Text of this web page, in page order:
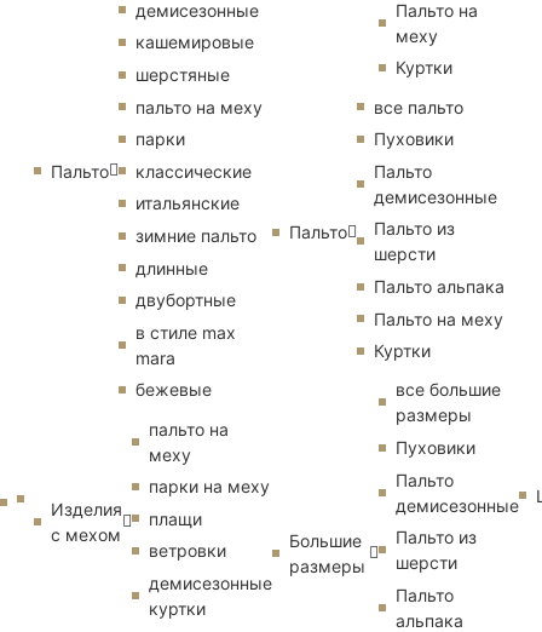
Пальто
демисезонные
кашемировые
шерстяные
пальто на меху
парки
классические
итальянские
зимние пальто
длинные
двубортные
в стиле max
mara
бежевые
Изделия
с мехом
пальто на
меху
парки на меху
плащи
ветровки
демисезонные
куртки
Пальто на
меху
Куртки
Пальто
все пальто
Пуховики
Пальто
демисезонные
Пальто из
шерсти
Пальто альпака
Пальто на меху
Куртки
Большие
размеры
все большие
размеры
Пуховики
Пальто
демисезонные
Пальто из
шерсти
Пальто
альпака